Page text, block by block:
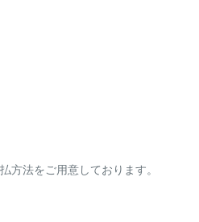
方法をご用意しております。